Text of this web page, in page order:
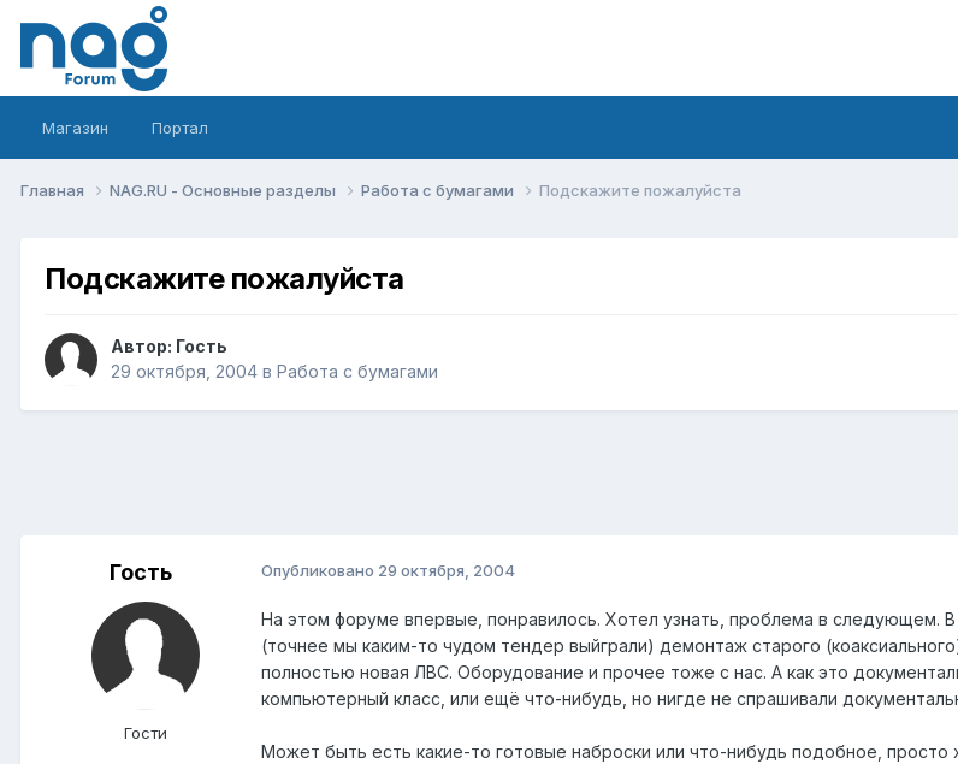
Магазин Портал
Главная NAG.RU - Основные разделы Работа с бумагами Подскажите пожалуйста
Подскажите пожалуйста
Автор: Гость
29 октября, 2004 в Работа с бумагами
Гость
Гости
Опубликовано 29 октября, 2004
На этом форуме впервые, понравилось. Хотел узнать, проблема в следующем.
(точнее мы каким-то чудом тендер выйграли) демонтаж старого
полностью новая ЛВС. Оборудование и прочее тоже с нас. А как это
компьютерный класс, или ещё что-нибудь, но нигде не спрашивали
Может быть есть какие-то готовые наброски или что-нибудь подобное, просто